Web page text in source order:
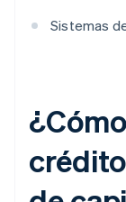
Sistemas